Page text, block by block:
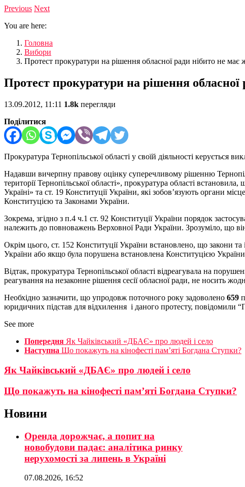
Previous Next
You are here:
Головна
Вибори
Протест прокуратури на рішення обласної ради нібито не має
Протест прокуратури на рішення обласної
13.09.2012, 11:11 1.8k перегляди
Поділитися
Прокуратура Тернопільської області у своїй діяльності керується
Надавши вичерпну правову оцінку суперечливому рішенню
території Тернопільської області», прокуратура області
Україні» та ст. 19 Конституції України, які зобов’язують органи
Конституцією та Законами України.
Зокрема, згідно з п.4 ч.1 ст. 92 Конституції України порядок
належить до повноважень Верховної Ради України. Зрозуміло, що
Окрім цього, ст. 152 Конституції України встановлено, що закони
України або якщо була порушена встановлена Конституцією
Відтак, прокуратура Тернопільської області відреагувала на
реагування на незаконне рішення сесії обласної ради, не носить
Необхідно зазначити, що упродовж поточного року задоволено 659
юридичних підстав для відхилення і даного протесту, повідомили
See more
Попередня Як Чайківський «ДБАЄ» про людей і село
Наступна Що покажуть на кінофесті пам’яті Богдана Ступки?
Як Чайківський «ДБАЄ» про людей і село
Що покажуть на кінофесті пам’яті Богдана Ступки?
Новини
Оренда дорожчає, а попит на
новобудови падає: аналітика ринку
нерухомості за липень в Україні
07.08.2026, 16:52